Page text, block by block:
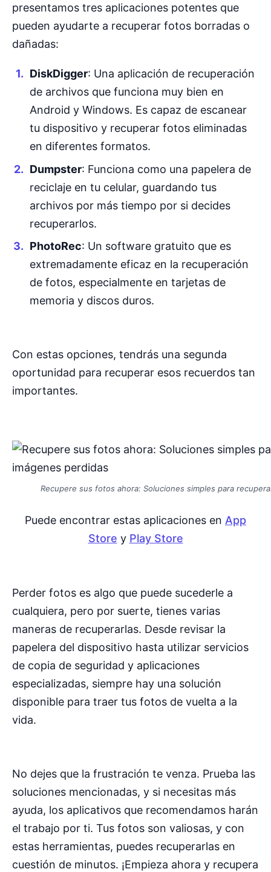
presentamos tres aplicaciones potentes que
pueden ayudarte a recuperar fotos borradas o
dañadas:
DiskDigger: Una aplicación de recuperación
de archivos que funciona muy bien en
Android y Windows. Es capaz de escanear
tu dispositivo y recuperar fotos eliminadas
en diferentes formatos.
Dumpster: Funciona como una papelera de
reciclaje en tu celular, guardando tus
archivos por más tiempo por si decides
recuperarlos.
PhotoRec: Un software gratuito que es
extremadamente eficaz en la recuperación
de fotos, especialmente en tarjetas de
memoria y discos duros.
Con estas opciones, tendrás una segunda
oportunidad para recuperar esos recuerdos tan
importantes.
Recupere sus fotos ahora: Soluciones simples para
Puede encontrar estas aplicaciones en App
Store y Play Store
Perder fotos es algo que puede sucederle a
cualquiera, pero por suerte, tienes varias
maneras de recuperarlas. Desde revisar la
papelera del dispositivo hasta utilizar servicios
de copia de seguridad y aplicaciones
especializadas, siempre hay una solución
disponible para traer tus fotos de vuelta a la
vida.
No dejes que la frustración te venza. Prueba las
soluciones mencionadas, y si necesitas más
ayuda, los aplicativos que recomendamos harán
el trabajo por ti. Tus fotos son valiosas, y con
estas herramientas, puedes recuperarlas en
cuestión de minutos. ¡Empieza ahora y recupera